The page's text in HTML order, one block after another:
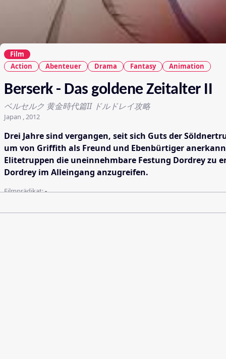
Film
Action
Abenteuer Drama Fantasy Animation
Berserk - Das goldene Zeitalter II
ベルセルク 黄金時代篇II ドルドレイ攻略
Japan , 2012
Drei Jahre sind vergangen, seit sich Guts der
um von Griffith als Freund und Ebenbürtiger
Elitetruppen die uneinnehmbare Festung Dordrey zu
Dordrey im Alleingang anzugreifen.
Filmprädikat:-